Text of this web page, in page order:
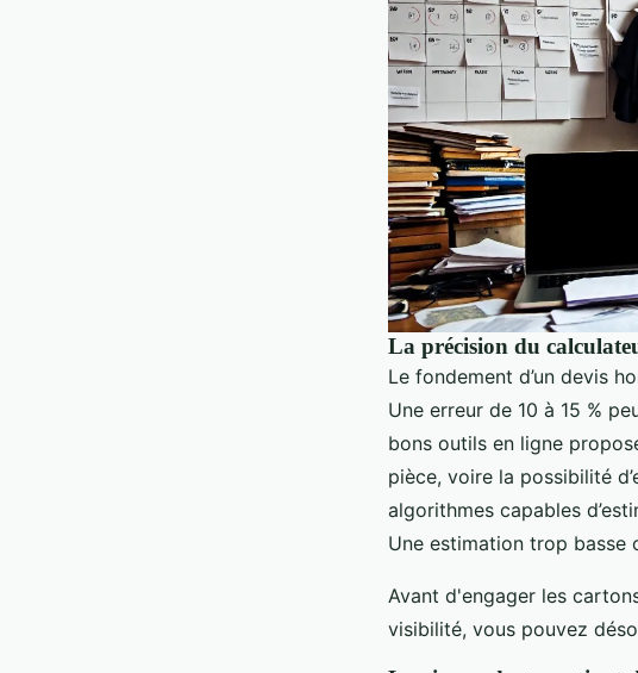
La précision du
Le fondement d’un devis
Une erreur de 10 à 15 %
bons outils en ligne
pièce, voire la possibilité
algorithmes capables
Une estimation trop
Avant d'engager les
visibilité, vous pouvez